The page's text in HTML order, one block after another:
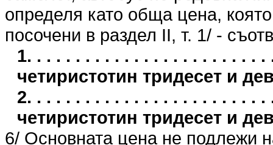
определя като обща цена,
посочени в раздел II, т. 1/ -
1. . . . . . . . . . . . . . . . . . . . . . . .
четиристотин тридесет и
2. . . . . . . . . . . . . . . . . . . . . . . .
четиристотин тридесет и
6/ Основната цена не подлежи